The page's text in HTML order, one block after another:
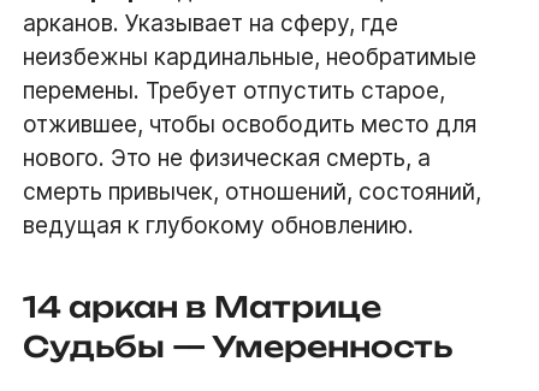
арканов. Указывает на сферу, где
неизбежны кардинальные, необратимые
перемены. Требует отпустить старое,
отжившее, чтобы освободить место для
нового. Это не физическая смерть, а
смерть привычек, отношений, состояний,
ведущая к глубокому обновлению.
14 аркан в Матрице
Судьбы — Умеренность